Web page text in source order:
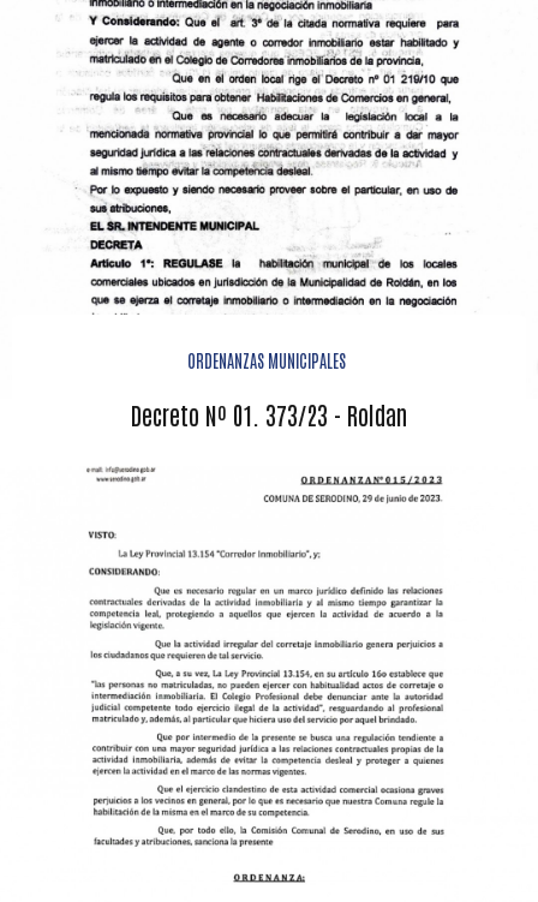
ORDENANZAS MUNICIPALES
Decreto Nº 01. 373/23 - Roldan